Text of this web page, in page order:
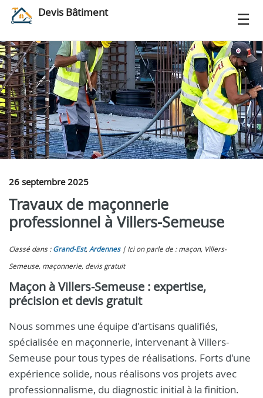
Devis Bâtiment
26 septembre 2025
Travaux de maçonnerie
professionnel à Villers-Semeuse
Classé dans : Grand-Est, Ardennes
Ici on parle de : maçon, Villers-
Semeuse, maçonnerie, devis gratuit
Maçon à Villers-Semeuse : expertise,
précision et devis gratuit
Nous sommes une équipe d'artisans qualifiés,
spécialisée en maçonnerie, intervenant à Villers-
Semeuse pour tous types de réalisations. Forts d'une
expérience solide, nous réalisons vos projets avec
professionnalisme, du diagnostic initial à la finition.